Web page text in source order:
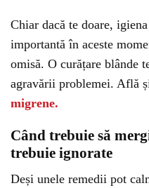
Chiar dacă te doare,
importantă în aceste
omisă. O curățare blânde
agravării problemei. Află
migrene.
Când trebuie să
trebuie ignorate
Deși unele remedii pot